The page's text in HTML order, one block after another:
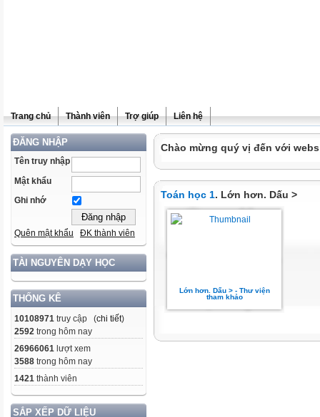
Trang chủ Thành viên Trợ giúp Liên hệ
ĐĂNG NHẬP
Tên truy nhập
Mật khẩu
Ghi nhớ
Quên mật khẩu ĐK thành viên
TÀI NGUYÊN DẠY HỌC
THỐNG KÊ
10108971 truy cập (chi tiết)
2592 trong hôm nay
26966061 lượt xem
3588 trong hôm nay
1421 thành viên
SẮP XẾP DỮ LIỆU
Chào mừng quý vị đến với
Toán học 1. Lớn hơn. Dấu >
Lớn hơn. Dấu > - Thư viện
tham khảo